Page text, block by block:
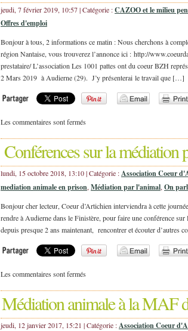
jeudi, 7 février 2019, 10:57 | Catégorie :CAZOO et le milieu
Offres d'emploi
Bonjour à tous, 2 informations ce matin : Nous cherchons à
région Nantaise, vous trouverez l’annonce ici : http://
prestataire/ L’association Les 1001 pattes ont du coeur BZH
2 Mars 2019 à Audierne (29). J’y présenterai le travail que […]
Les commentaires sont fermés
Conférences sur la médiation
lundi, 15 octobre 2018, 13:10 | Catégorie :Association Coeur
mediation animale en prison, Médiation par l'animal, On
Bonjour cher lecteur, Coeur d’Artichien interviendra à cette
rendre à Audierne dans le Finistère, pour faire une conférence
depuis presque 2 ans maintenant, rencontrer et écouter d’autres
Les commentaires sont fermés
Médiation animale à la MAF
jeudi, 12 janvier 2017, 15:21 | Catégorie :Association Coeur